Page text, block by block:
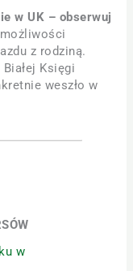
w UK – obserwuj
z rodziną.
Księgi
weszło w